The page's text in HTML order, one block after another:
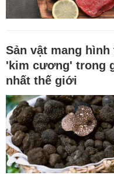
Sản vật mang
'kim cương' trong
nhất thế giới